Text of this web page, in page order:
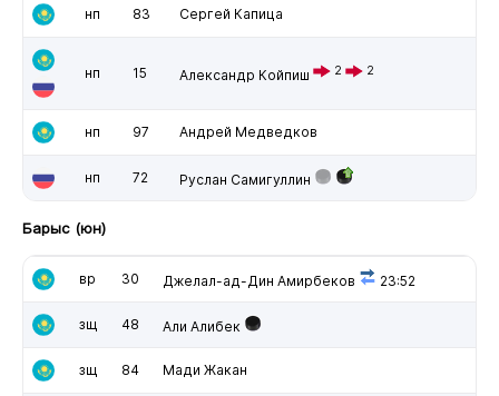
нп 83 Сергей Капица
нп 15 Александр Койпиш 2 2
нп 97 Андрей Медведков
нп 72 Руслан Самигуллин
Барыс (юн)
вр 30 Джелал-ад-Дин Амирбеков 23:52
зщ 48 Али Алибек
зщ 84 Мади Жакан